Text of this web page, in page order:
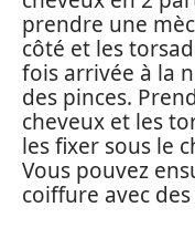
prendre une
côté et les
fois arrivée à la
des pinces.
cheveux et les
les fixer sous le
Vous pouvez
coiffure avec